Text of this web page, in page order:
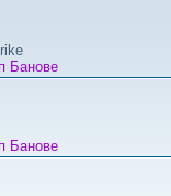
Банове
Банове